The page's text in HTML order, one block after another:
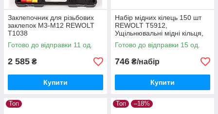
Заклепочник для різьбових
заклепок М3-М12 REWOLT
T1038
Готово до відправки 11 од.
2 585 ₴
Купити
Набір мідних кілець 150 шт
REWOLT T5912,
Ущільнювальні мідні кільця,
Шайба мідна ущільнювальна
кільце мідне
Готово до відправки 15 од.
746 ₴/набір
Купити
Топ Топ –18%